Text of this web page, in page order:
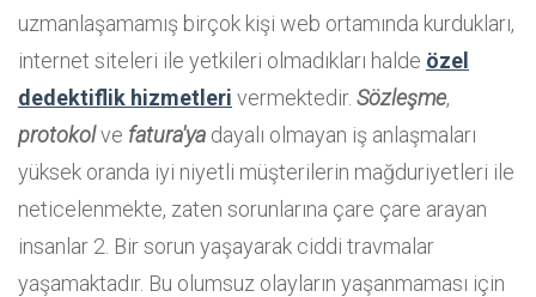
uzmanlaşamamış birçok kişi web ortamında kurdukları,
internet siteleri ile yetkileri olmadıkları halde özel
dedektiflik hizmetleri vermektedir. Sözleşme,
protokolve fatura'ya dayalı olmayan iş anlaşmaları
yüksek oranda iyi niyetli müşterilerin mağduriyetleri ile
neticelenmekte, zaten sorunlarına çare çare arayan
insanlar 2. Bir sorun yaşayarak ciddi travmalar
yaşamaktadır. Bu olumsuz olayların yaşanmaması için